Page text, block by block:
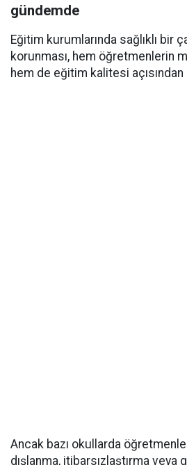
gündemde
Eğitim kurumlarında sağlıklı bir
korunması, hem öğretmenlerin
hem de eğitim kalitesi
Ancak bazı okullarda
dışlanma, itibarsızlaştırma veya